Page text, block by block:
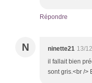
Répondre
N ninette21 13/
il fallait bien
sont gris.<br />